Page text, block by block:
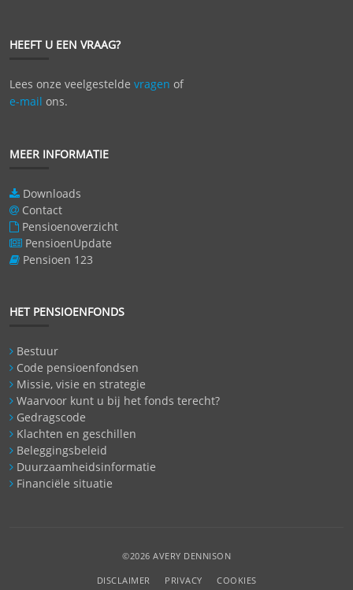
HEEFT U EEN VRAAG?
Lees onze veelgestelde vragen of
e-mail ons.
MEER INFORMATIE
Downloads
Contact
Pensioenoverzicht
PensioenUpdate
Pensioen 123
HET PENSIOENFONDS
Bestuur
Code pensioenfondsen
Missie, visie en strategie
Waarvoor kunt u bij het fonds terecht?
Gedragscode
Klachten en geschillen
Beleggingsbeleid
Duurzaamheidsinformatie
Financiële situatie
©2026 AVERY DENNISON
DISCLAIMER PRIVACY COOKIES